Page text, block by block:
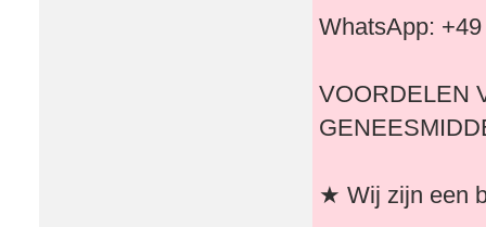
WhatsApp:
VOORDELEN
★ Wij zijn een